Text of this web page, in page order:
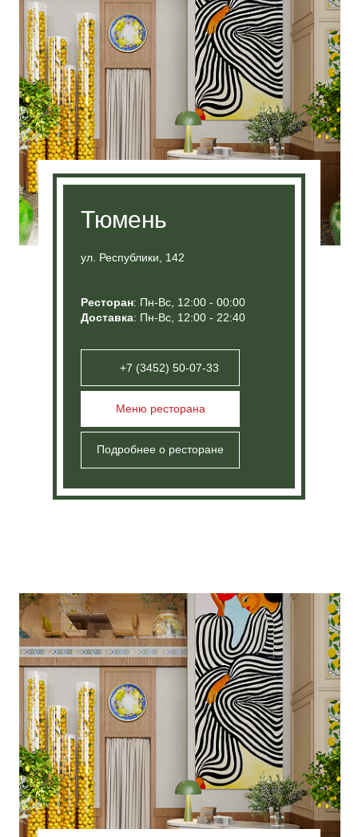
Меню ресторана
+7 (3452) 50-07-33
ул. Республики, 142
Ресторан
: Пн-Вс, 12:00 - 00:00
Доставка: Пн-Вс, 12:00 - 22:40
Подробнее о ресторане
Меню ресторана
+998(94)777-64-64
Мирабадский р-н, ул. Мирабад, 64а
Ресторан: Пн-Вс, 08:00 - 00:00
Доставка: Пн-Вс, 11:00 - 22:40